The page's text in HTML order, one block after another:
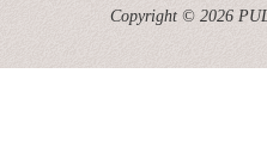
Copyright © 2026